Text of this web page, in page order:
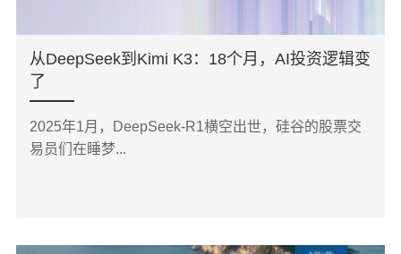
从DeepSeek到Kimi K3：18个月，AI投资逻辑变
了
2025年1月，DeepSeek-R1横空出世，硅谷的股票交
易员们在睡梦...